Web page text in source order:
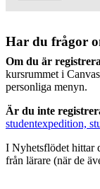
Har du frågor
Om du är
kursrummet i
personliga menyn.
Är du inte
studentexpedition,
I Nyhetsflödet hittar
från lärare (när de